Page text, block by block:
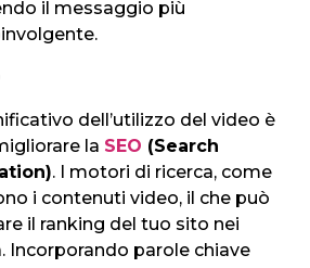
il messaggio più
dell’utilizzo del video è
la SEO (Search
. I motori di ricerca, come
i contenuti video, il che può
il ranking del tuo sito nei
Incorporando parole chiave